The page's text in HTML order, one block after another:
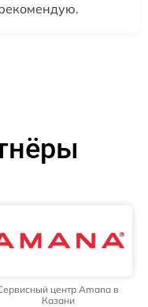
центр Amana в
Казани